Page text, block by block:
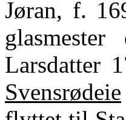
Jøran, f.
Larsdatter
Svensrødeie